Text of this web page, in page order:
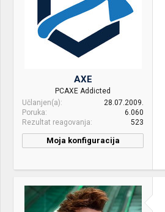
e
t
a
AXE
PCAXE Addicted
Učlanjen(a)
28.07.2009.
Poruka
6.060
Rezultat reagovanja
523
Moja konfiguracija